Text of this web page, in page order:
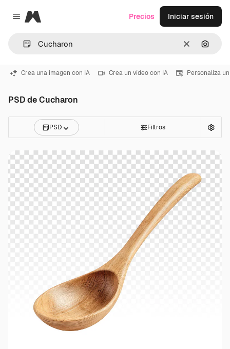
Close menu
Magnific
Borrar
Precios Iniciar sesión
Crea una imagen con IA Crea un vídeo con IA Personaliza
PSD de Cucharon
PSD Filtros